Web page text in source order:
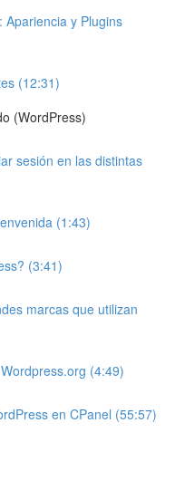
Apariencia y Plugins
(12:31)
(WordPress)
sesión en las distintas
(1:43)
(3:41)
marcas que utilizan
(4:49)
en CPanel (55:57)